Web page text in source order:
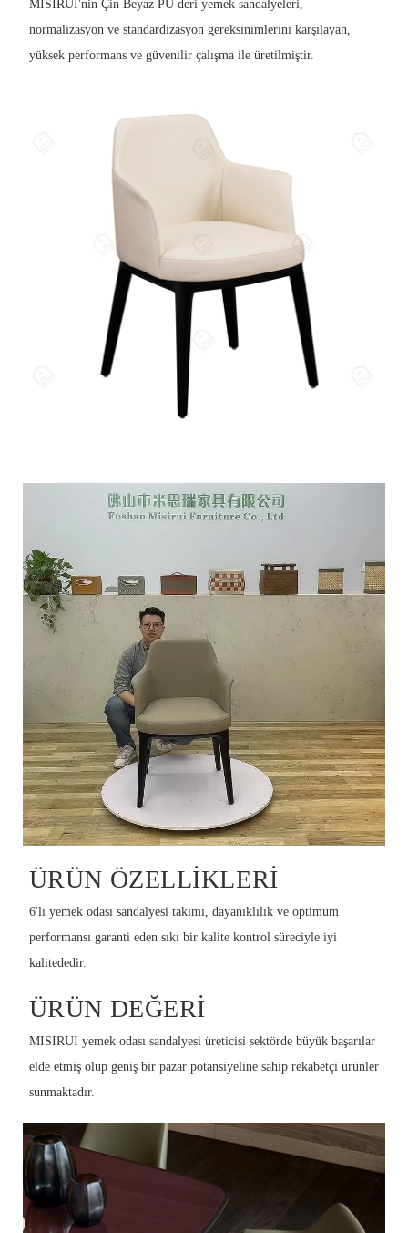
MISIRUI'nin Çin Beyaz PU deri yemek sandalyeleri,
normalizasyon ve standardizasyon gereksinimlerini karşılayan,
yüksek performans ve güvenilir çalışma ile üretilmiştir.
ÜRÜN ÖZELLIKLERI
6'lı yemek odası sandalyesi takımı, dayanıklılık ve optimum
performansı garanti eden sıkı bir kalite kontrol süreciyle iyi
kalitededir.
ÜRÜN DEĞERI
MISIRUI yemek odası sandalyesi üreticisi sektörde büyük başarılar
elde etmiş olup geniş bir pazar potansiyeline sahip rekabetçi ürünler
sunmaktadır.